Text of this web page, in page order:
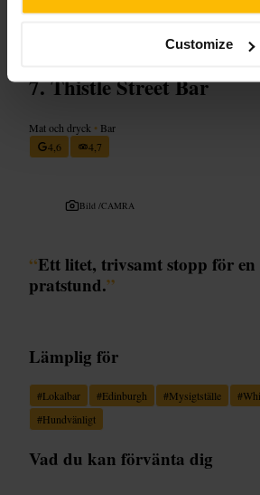
Customize
https://www.queensarmsedinburgh.com/
Thistle Street Bar
Mat och dryck • Bar
4,6
4,7
Bild /CAMRA
“Ett litet, trivsamt stopp för en
pratstund.”
Lämplig för
#Lokalbar #Edinburgh #Mysigtställe #
#Hundvänligt
Vad du kan förvänta dig